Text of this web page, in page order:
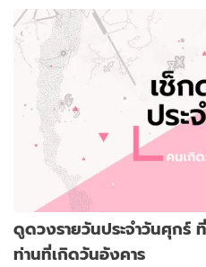
ดูดวงรายวันประจำวันศุกร์
ท่านที่เกิดวันอังคาร